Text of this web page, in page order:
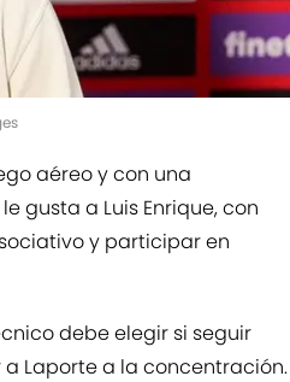
aéreo y con una
gusta a Luis Enrique, con
y participar en
debe elegir si seguir
Laporte a la concentración.